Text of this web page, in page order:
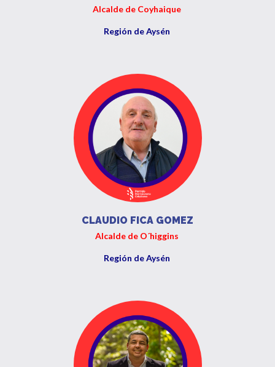
Alcalde de Coyhaique
Región de Aysén
CLAUDIO FICA GOMEZ
Alcalde de O´higgins
Región de Aysén